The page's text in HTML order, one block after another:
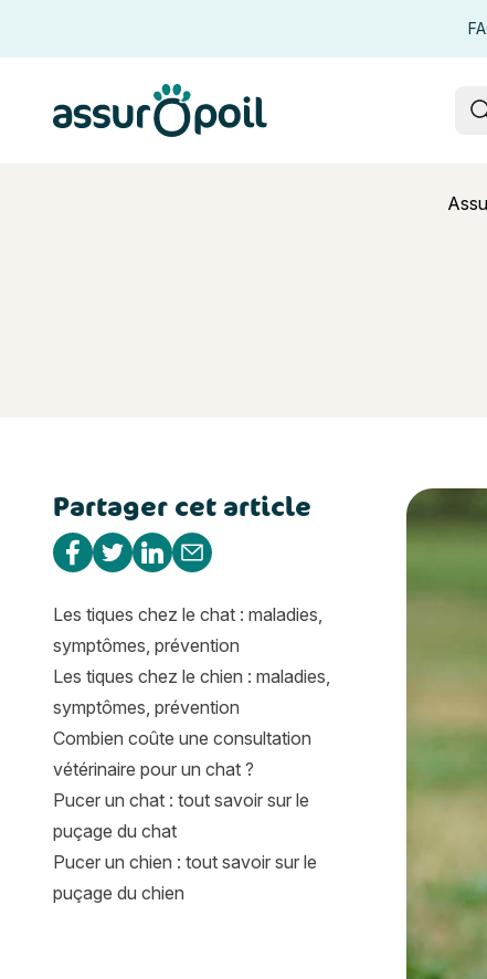
Partager cet article
Partager sur Facebook
Partager sur Twitter
Partager sur Linkedin
Partager par e-mail
Les tiques chez le chat : maladies,
symptômes, prévention
Les tiques chez le chien : maladies,
symptômes, prévention
Combien coûte une consultation
vétérinaire pour un chat ?
Pucer un chat : tout savoir sur le
puçage du chat
Pucer un chien : tout savoir sur le
puçage du chien